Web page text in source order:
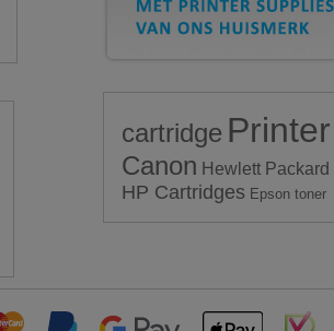
cartridge Printer
Canon Hewlett Packard
HP Cartridges Epson toner